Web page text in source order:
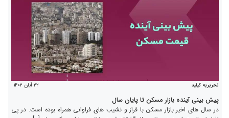
تحریریه کیلید ۲۲ آبان ۱۴۰۲
پیش بینی آینده بازار مسکن تا پایان سال
در سال های اخیر بازار مسکن با فراز و نشیب های فراوانی همراه بوده است. در پی